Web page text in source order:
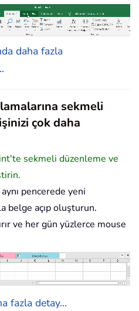
daha fazla
sekmeli
çok daha
sekmeli düzenleme ve
pencerede yeni
belge açıp oluşturun.
ve her gün yüzlerce mouse
fazla detay...